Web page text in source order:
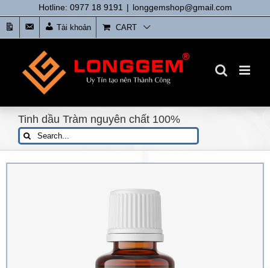
to
content
Hotline: 0977 18 9191 | longgemshop@gmail.com
tức
Liên
Hệ
Tài khoản CART
Tinh dầu Tràm nguyên chất 100%
Search
for: